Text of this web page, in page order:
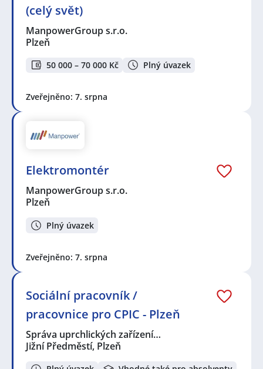
(celý svět)
ManpowerGroup s.r.o.
Plzeň
50 000 – 70 000 Kč Plný úvazek
Zveřejněno: 7. srpna
Elektromontér
ManpowerGroup s.r.o.
Plzeň
Plný úvazek
Zveřejněno: 7. srpna
Sociální pracovník /
pracovnice pro CPIC - Plzeň
Správa uprchlických zařízení…
Jižní Předměstí, Plzeň